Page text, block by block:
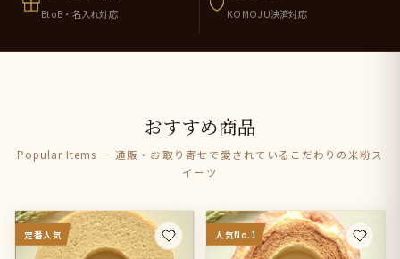
BtoB・名入れ対応 KOMOJU決済対応
おすすめ商品
Popular Items — 通販・お取り寄せで愛されているこだわりの米粉ス
イーツ
定番人気 人気No.1